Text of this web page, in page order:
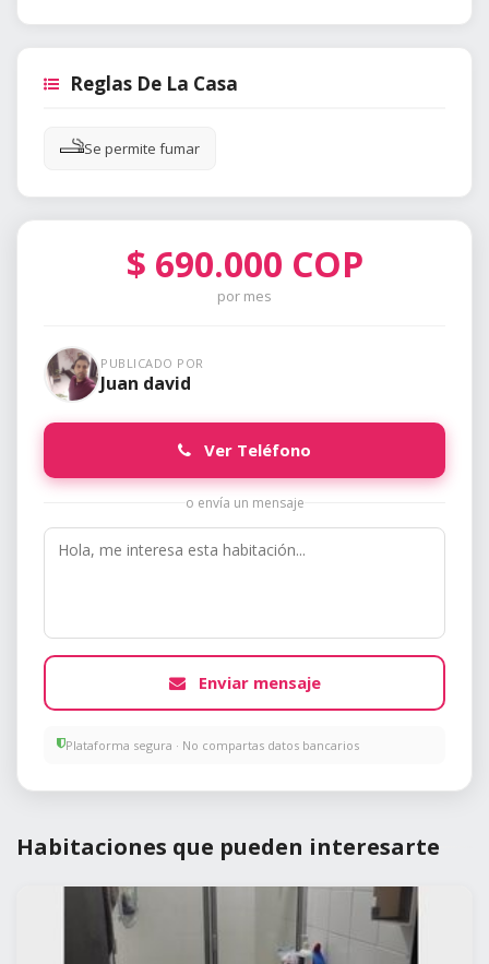
Reglas De La Casa
Se permite fumar
$ 690.000 COP
por mes
PUBLICADO POR
Juan david
Ver Teléfono
o envía un mensaje
Enviar mensaje
Plataforma segura · No compartas datos bancarios
Habitaciones que pueden interesarte